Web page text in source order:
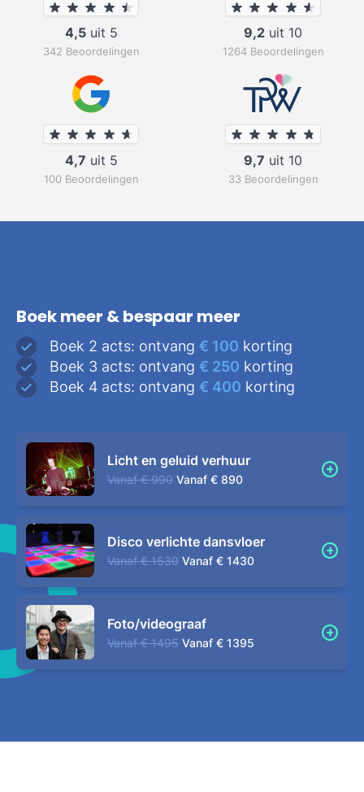
4,5uit 5
342 Beoordelingen
9,2 uit 10
1264 Beoordelingen
4,7 uit 5
100 Beoordelingen
9,7 uit 10
33 Beoordelingen
Boek meer & bespaar meer
Boek 2 acts: ontvang € 100 korting
Boek 3 acts: ontvang € 250 korting
Boek 4 acts: ontvang € 400 korting
Licht en geluid verhuur
Vanaf € 990 Vanaf € 890
Disco verlichte dansvloer
Vanaf € 1530 Vanaf € 1430
Foto/videograaf
Vanaf € 1495 Vanaf € 1395